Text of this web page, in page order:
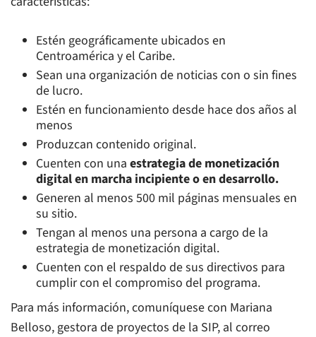
Estén geográficamente ubicados en
Centroamérica y el Caribe.
Sean una organización de noticias con o sin fines
de lucro.
Estén en funcionamiento desde hace dos años al
menos
Produzcan contenido original.
Cuenten con una estrategia de monetización
digital en marcha incipiente o en desarrollo.
Generen al menos 500 mil páginas mensuales en
su sitio.
Tengan al menos una persona a cargo de la
estrategia de monetización digital.
Cuenten con el respaldo de sus directivos para
cumplir con el compromiso del programa.
Para más información, comuníquese con Mariana
Belloso, gestora de proyectos de la SIP, al correo